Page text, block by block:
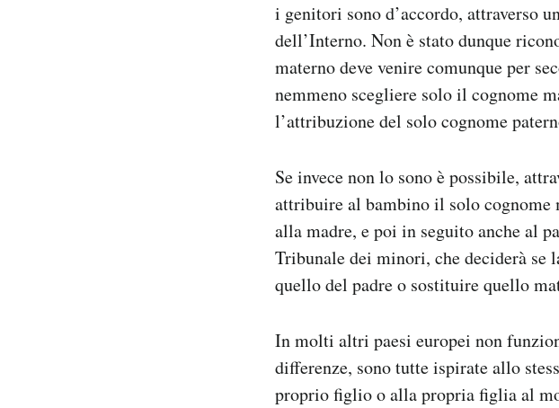
i genitori sono d’accordo, attraverso
dell’Interno. Non è stato dunque
materno deve venire comunque per
nemmeno scegliere solo il cognome
l’attribuzione del solo cognome
Se invece non lo sono è possibile,
attribuire al bambino il solo
alla madre, e poi in seguito anche al
Tribunale dei minori, che deciderà se
quello del padre o sostituire quello
In molti altri paesi europei non
differenze, sono tutte ispirate allo
proprio figlio o alla propria figlia al